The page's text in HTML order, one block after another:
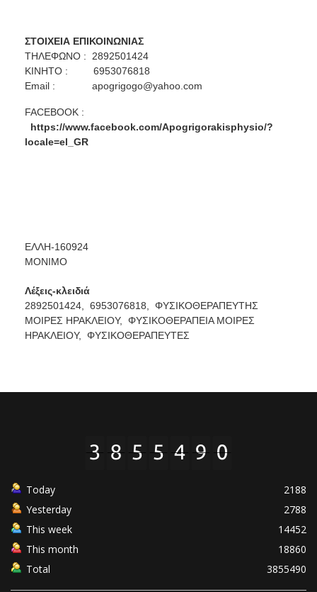
ΣΤΟΙΧΕΙΑ ΕΠΙΚΟΙΝΩΝΙΑΣ
ΤΗΛΕΦΩΝΟ : 2892501424
ΚΙΝΗΤΟ : 6953076818
Email : apogrigogo@yahoo.com
FACEBOOK :
https://www.facebook.com/Apogrigorakisphysio/?
locale=el_GR
ΕΛΛΗ-160924
ΜΟΝΙΜΟ
Λέξεις-κλειδιά
2892501424, 6953076818, ΦΥΣΙΚΟΘΕΡΑΠΕΥΤΗΣ
ΜΟΙΡΕΣ ΗΡΑΚΛΕΙΟΥ, ΦΥΣΙΚΟΘΕΡΑΠΕΙΑ ΜΟΙΡΕΣ
ΗΡΑΚΛΕΙΟΥ, ΦΥΣΙΚΟΘΕΡΑΠΕΥΤΕΣ
Today
2188
Yesterday
2788
This week
14452
This month
18860
Total
3855490